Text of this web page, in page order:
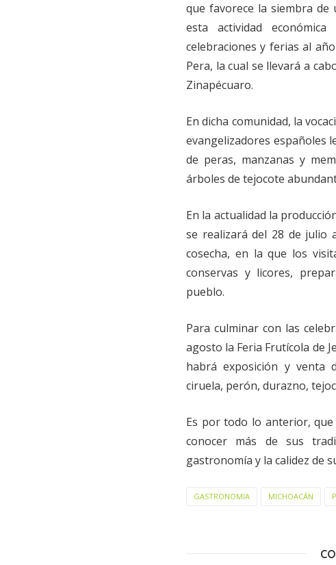
que favorece la siembra
esta actividad
celebraciones y ferias al
Pera, la cual se llevará a
Zinapécuaro.
En dicha comunidad, la
evangelizadores españoles
de peras, manzanas y
árboles de tejocote
En la actualidad la
se realizará del 28 de julio
cosecha, en la que los
conservas y licores,
pueblo.
Para culminar con las
agosto la Feria Frutícola de
habrá exposición y venta
ciruela, perón, durazno,
Es por todo lo anterior,
conocer más de sus
gastronomía y la calidez de
GASTRONOMIA MICHOACÁN